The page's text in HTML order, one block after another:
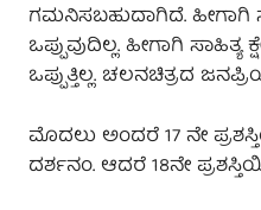
ಗಮನಿಸಬಹುದಾಗಿದೆ. ಹೀಗಾಗಿ
ಒಪ್ಪುವುದಿಲ್ಲ. ಹೀಗಾಗಿ ಸಾಹಿತ್ಯ
ಒಪ್ಪುತ್ತಿಲ್ಲ. ಚಲನಚಿತ್ರದ
ಮೊದಲು ಅಂದರೆ 17 ನೇ
ದರ್ಶನಂ. ಆದರೆ 18ನೇ